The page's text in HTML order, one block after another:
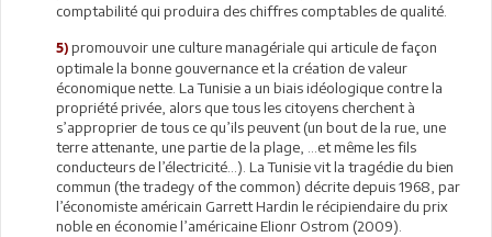
comptabilité qui produira des chiffres comptables de qualité.
5) promouvoir une culture managériale qui articule de façon
optimale la bonne gouvernance et la création de valeur
économique nette. La Tunisie a un biais idéologique contre la
propriété privée, alors que tous les citoyens cherchent à
s’approprier de tous ce qu’ils peuvent (un bout de la rue, une
terre attenante, une partie de la plage, …et même les fils
conducteurs de l’électricité…). La Tunisie vit la tragédie du bien
commun (the tradegy of the common) décrite depuis 1968, par
l’économiste américain Garrett Hardin le récipiendaire du prix
noble en économie l’américaine Elionr Ostrom (2009).